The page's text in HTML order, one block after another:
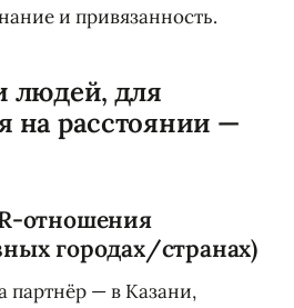
и привязанность.
людей, для
на расстоянии —
отношения
городах/странах)
партнёр — в Казани,